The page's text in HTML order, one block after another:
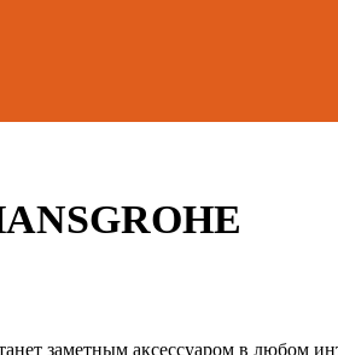
заметным аксессуаром в любом